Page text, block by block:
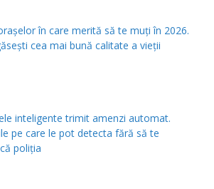
în care merită să te muți în 2026.
cea mai bună calitate a vieții
inteligente trimit amenzi automat.
pe care le pot detecta fără să te
poliția